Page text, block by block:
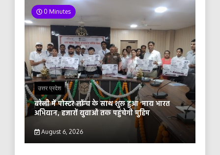
0 Minutes
उत्तर प्रदेश
बरेली में पोस्टर लॉन्च के साथ शुरू हुआ ‘माय भारत
अभियान, हजारों युवाओं तक पहुंचेगी मुहिम
August 6, 2026